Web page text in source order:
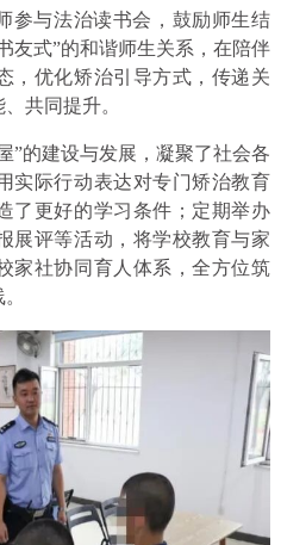
参与法治读书会，鼓励师生结
友式”的和谐师生关系，在陪伴
，优化矫治引导方式，传递关
共同提升。
”的建设与发展，凝聚了社会各
实际行动表达对专门矫治教育
了更好的学习条件；定期举办
展评等活动，将学校教育与家
家社协同育人体系，全方位筑